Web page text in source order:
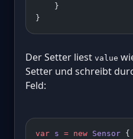
    }
}
Der Setter liest value
Setter und schreibt
Feld:
var s = new Sensor {